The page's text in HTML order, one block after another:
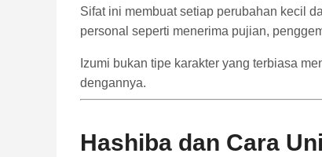
Sifat ini membuat setiap perubahan kecil
personal seperti menerima pujian,
Izumi bukan tipe karakter yang terbiasa
dengannya.
Hashiba dan Cara